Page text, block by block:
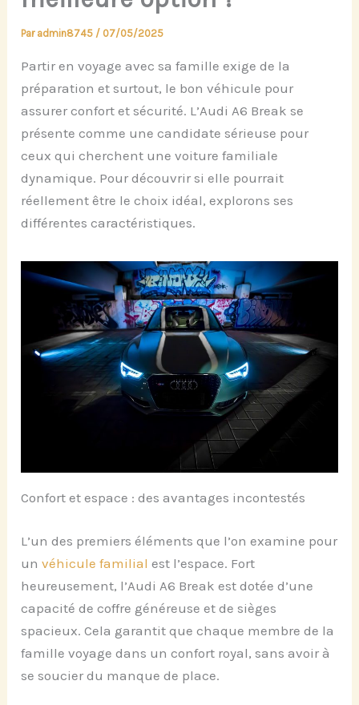
Par admin8745 / 07/05/2025
Partir en voyage avec sa famille exige de la
préparation et surtout, le bon véhicule pour
assurer confort et sécurité. L’Audi A6 Break se
présente comme une candidate sérieuse pour
ceux qui cherchent une voiture familiale
dynamique. Pour découvrir si elle pourrait
réellement être le choix idéal, explorons ses
différentes caractéristiques.
Confort et espace : des avantages incontestés
L’un des premiers éléments que l’on examine pour
unvéhicule familial est l’espace. Fort
heureusement, l’Audi A6 Break est dotée d’une
capacité de coffre généreuse et de sièges
spacieux. Cela garantit que chaque membre de la
famille voyage dans un confort royal, sans avoir à
se soucier du manque de place.